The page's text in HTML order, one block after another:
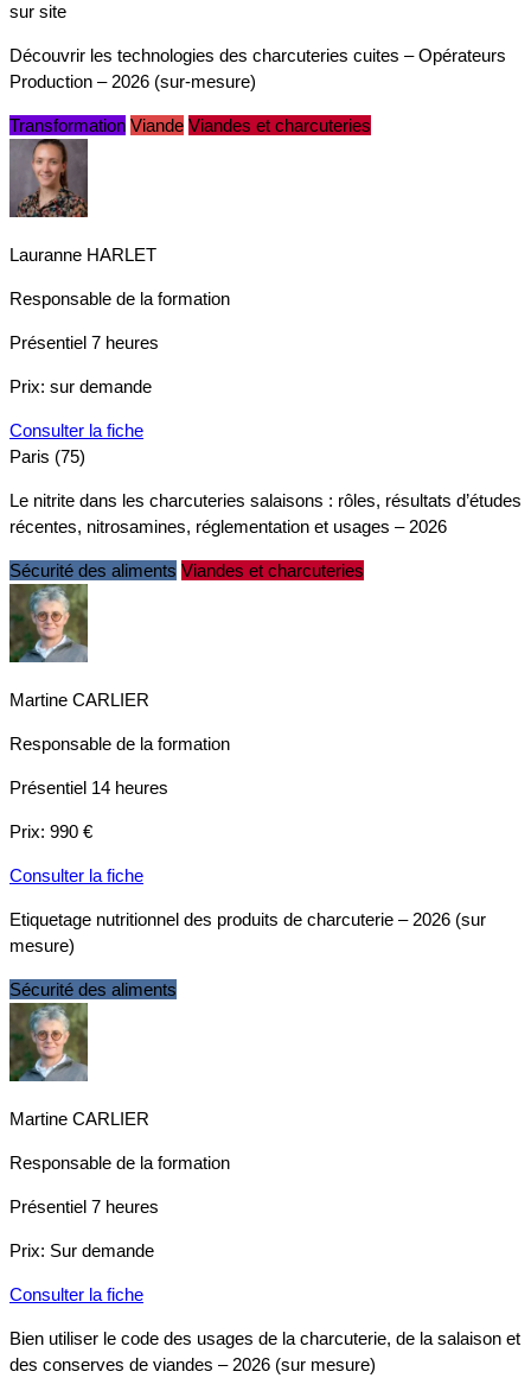
sur site
Découvrir les technologies des charcuteries cuites – Opérateurs
Production – 2026 (sur-mesure)
Transformation Viande Viandes et charcuteries
Lauranne HARLET
Responsable de la formation
Présentiel 7 heures
Prix: sur demande
Consulter la fiche
Paris (75)
Le nitrite dans les charcuteries salaisons : rôles, résultats d’études
récentes, nitrosamines, réglementation et usages – 2026
Sécurité des aliments Viandes et charcuteries
Martine CARLIER
Responsable de la formation
Présentiel 14 heures
Prix: 990 €
Consulter la fiche
Etiquetage nutritionnel des produits de charcuterie – 2026 (sur
mesure)
Sécurité des aliments
Martine CARLIER
Responsable de la formation
Présentiel 7 heures
Prix: Sur demande
Consulter la fiche
Bien utiliser le code des usages de la charcuterie, de la salaison et
des conserves de viandes – 2026 (sur mesure)